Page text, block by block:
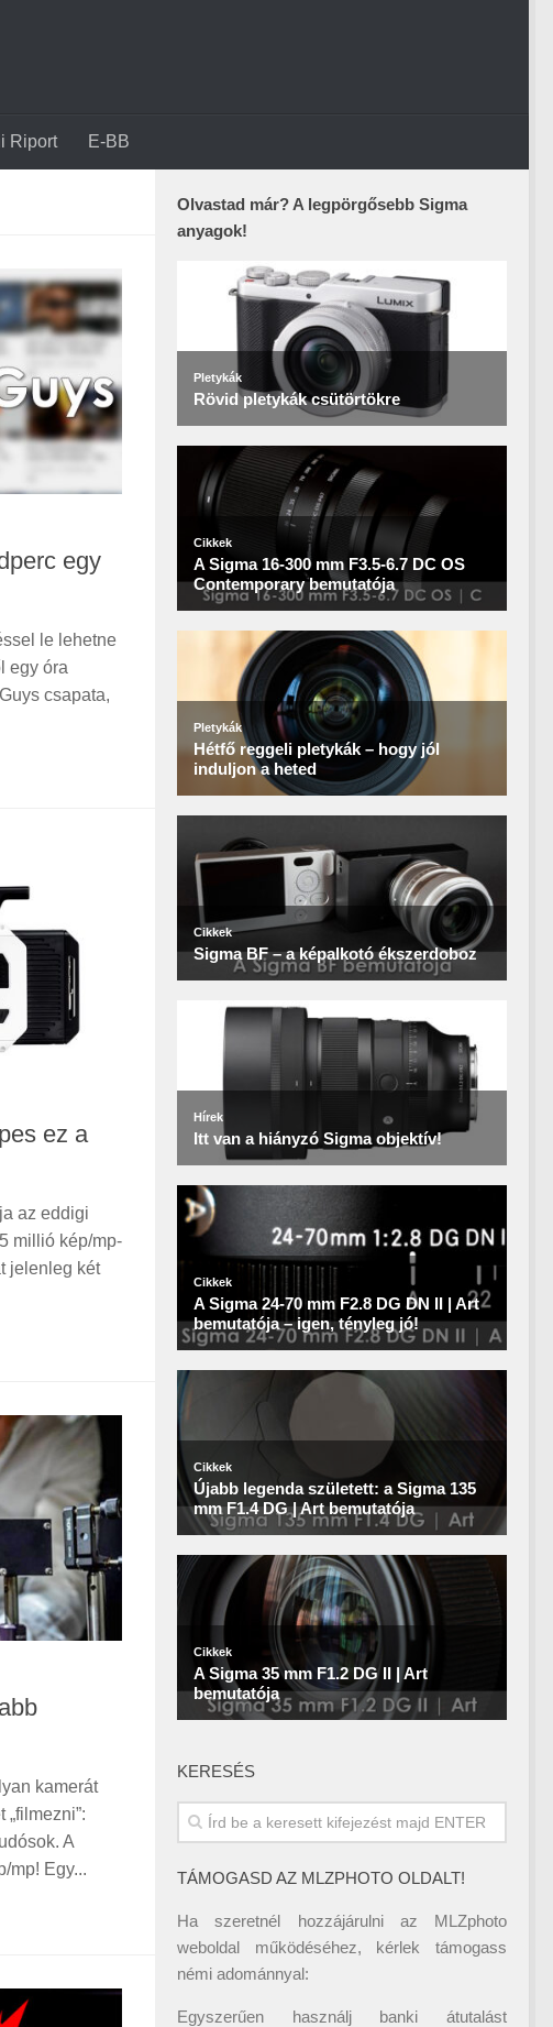
Riport E-BB
egy
le lehetne
egy óra
csapata,
ez a
az eddigi
millió kép/mp-
jelenleg két
kamerát
A
mp! Egy...
Olvastad már? A legpörgősebb Sigma
anyagok!
KERESÉS
TÁMOGASD AZ MLZPHOTO OLDALT!
Ha szeretnél hozzájárulni az MLZphoto
weboldal működéséhez, kérlek támogass
némi adománnyal:
Egyszerűen használj banki átutalást